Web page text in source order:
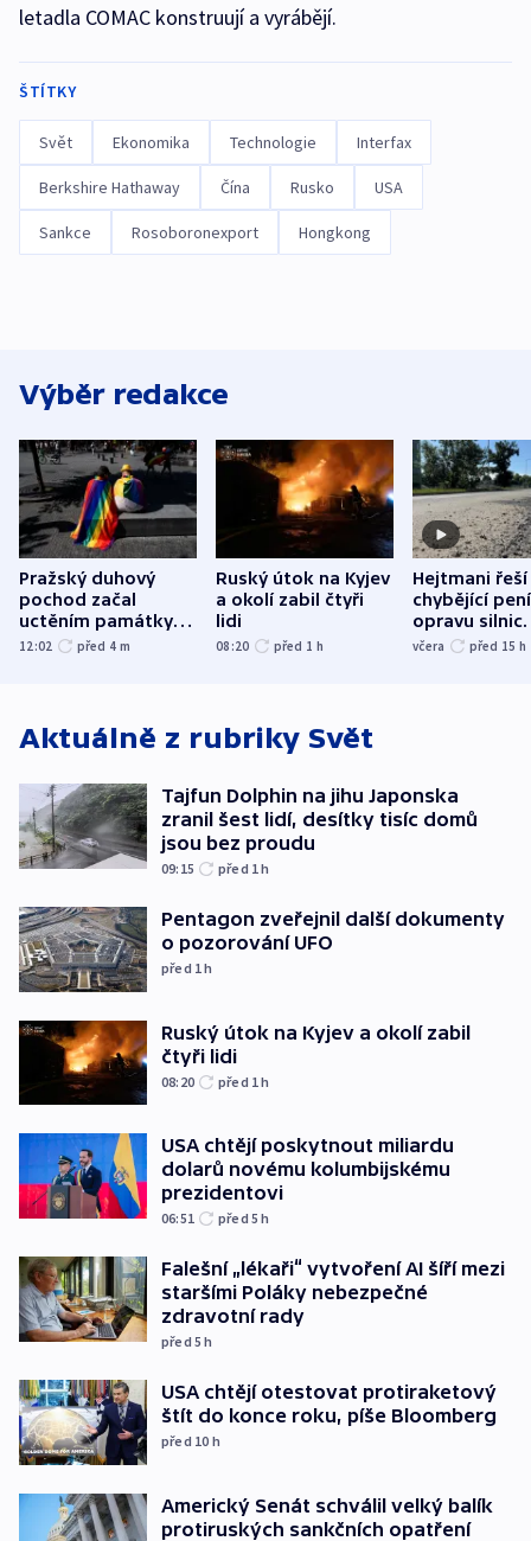
letadla COMAC konstruují a vyrábějí.
ŠTÍTKY
Svět Ekonomika Technologie Interfax
Berkshire Hathaway Čína Rusko USA
Sankce Rosoboronexport Hongkong
Výběr redakce
Pražský duhový
pochod začal
uctěním památky
obětí berlínského
12:02 před 4 m
Ruský útok na Kyjev
a okolí zabil čtyři
lidi
08:20 před 1 h
Hejtmani řeší
chybějící
opravu silnic.
nenárokové,
včera před 15 h
Aktuálně z rubriky Svět
Tajfun Dolphin na jihu Japonska
zranil šest lidí, desítky tisíc domů
jsou bez proudu
09:15 před 1h
Pentagon zveřejnil další dokumenty
o pozorování UFO
před 1h
Ruský útok na Kyjev a okolí zabil
čtyři lidi
08:20 před 1h
USA chtějí poskytnout miliardu
dolarů novému kolumbijskému
prezidentovi
06:51 před 5h
Falešní „lékaři“ vytvoření AI šíří mezi
staršími Poláky nebezpečné
zdravotní rady
před 5h
USA chtějí otestovat protiraketový
štít do konce roku, píše Bloomberg
před 10 h
Americký Senát schválil velký balík
protiruských sankčních opatření